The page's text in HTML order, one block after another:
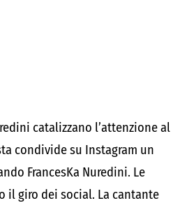
catalizzano l’attenzione al
condivide su Instagram un
FrancesKa Nuredini. Le
il giro dei social. La cantante